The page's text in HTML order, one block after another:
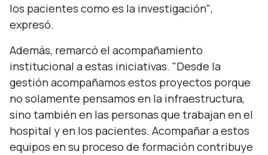
los pacientes como es la investigación",
expresó.
Además, remarcó el acompañamiento
institucional a estas iniciativas. "Desde la
gestión acompañamos estos proyectos porque
no solamente pensamos en la infraestructura,
sino también en las personas que trabajan en el
hospital y en los pacientes. Acompañar a estos
equipos en su proceso de formación contribuye